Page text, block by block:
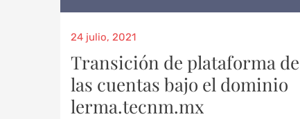
24 julio, 2021
Transición de plataforma de
las cuentas bajo el dominio
lerma.tecnm.mx